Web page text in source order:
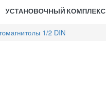
УСТАНОВОЧНЫЙ КОМПЛЕКС
1/2 DIN